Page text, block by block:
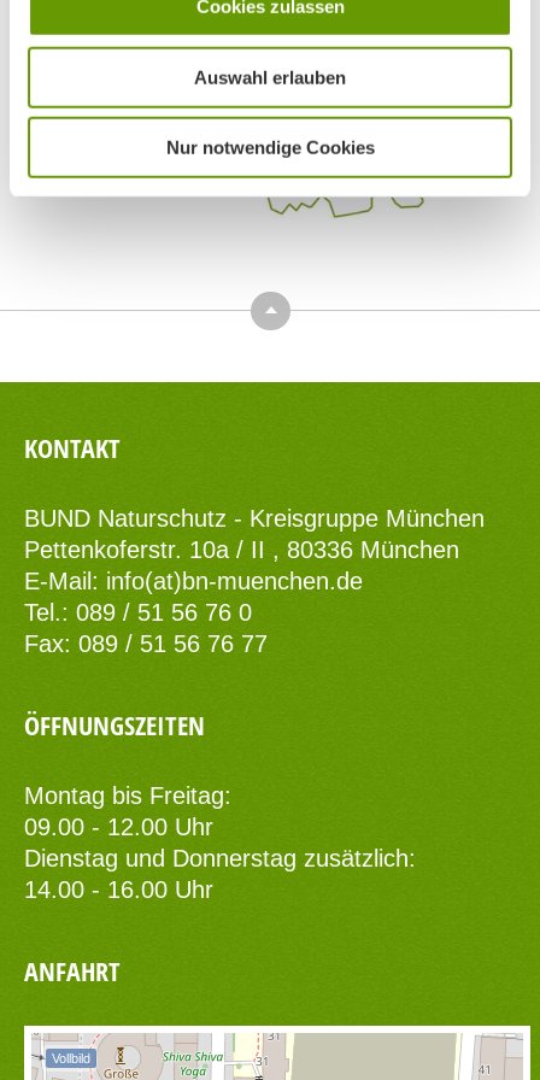
Cookies zulassen
Auswahl erlauben
Nur notwendige Cookies
Top
KONTAKT
BUND Naturschutz - Kreisgruppe München
Pettenkoferstr. 10a / II , 80336 München
E-Mail: info(at)bn-muenchen.de
Tel.: 089 / 51 56 76 0
Fax: 089 / 51 56 76 77
ÖFFNUNGSZEITEN
Montag bis Freitag:
09.00 - 12.00 Uhr
Dienstag und Donnerstag zusätzlich:
14.00 - 16.00 Uhr
ANFAHRT
Vollbild